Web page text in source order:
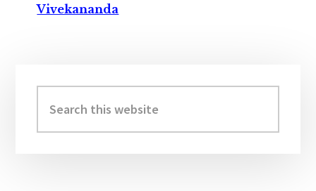
Vivekananda
Sidebar
this
website